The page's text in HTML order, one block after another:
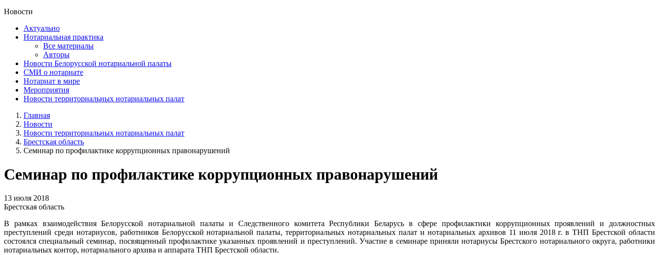
Новости
Актуально
Нотариальная практика
Все материалы
Авторы
Новости Белорусской нотариальной палаты
СМИ о нотариате
Нотариат в мире
Мероприятия
Новости территориальных нотариальных палат
Главная
Новости
Новости территориальных нотариальных палат
Брестская область
Семинар по профилактике коррупционных правонарушений
Семинар по профилактике коррупционных правонарушений
13 июля 2018
Брестская область
В рамках взаимодействия Белорусской нотариальной палаты и Следственного комитета Республики Беларусь в сфере профилактики коррупционных проявлений и должностных
преступлений среди нотариусов, работников Белорусской нотариальной палаты, территориальных нотариальных палат и нотариальных архивов 11 июля 2018 г. в ТНП Брестской области
состоялся специальный семинар, посвященный профилактике указанных проявлений и преступлений. Участие в семинаре приняли нотариусы Брестского нотариального округа, работники
нотариальных контор, нотариального архива и аппарата ТНП Брестской области.